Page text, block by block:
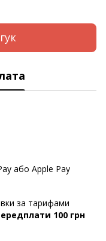
або Apple Pay
за тарифами
100 грн